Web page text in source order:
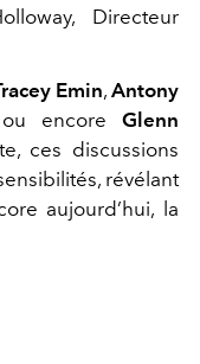
Directeur
Emin,Antony
encore Glenn
ces discussions
révélant
aujourd’hui, la